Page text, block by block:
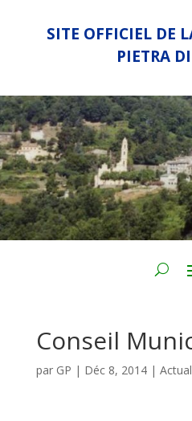
SITE OFFICIEL DE
PIETRA
Conseil
par GP | Déc 8, 2014|